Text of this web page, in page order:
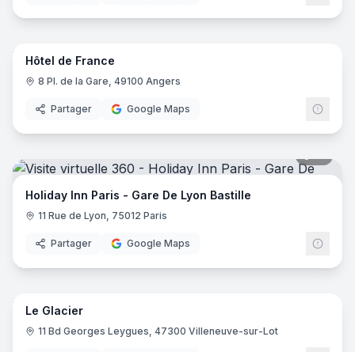
8
Hôtel de France
8 Pl. de la Gare, 49100 Angers
Partager Google Maps
Holiday Inn Paris - Gare De Lyon Bastille
11 Rue de Lyon, 75012 Paris
Partager Google Maps
24
Le Glacier
11 Bd Georges Leygues, 47300 Villeneuve-sur-Lot